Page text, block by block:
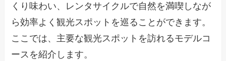
くり味わい、レンタサイクルで自然を満喫しなが
ら効率よく観光スポットを巡ることができます。
ここでは、主要な観光スポットを訪れるモデルコ
ースを紹介します。